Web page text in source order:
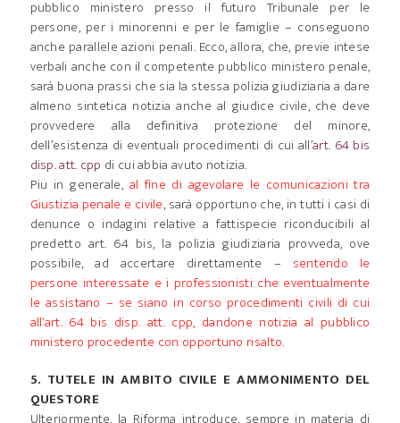
pubblico ministero presso il futuro Tribunale per le
persone, per i minorenni e per le famiglie – conseguono
anche parallele azioni penali. Ecco, allora, che, previe intese
verbali anche con il competente pubblico ministero penale,
sarà buona prassi che sia la stessa polizia giudiziaria a dare
almeno sintetica notizia anche al giudice civile, che deve
provvedere alla definitiva protezione del minore,
dell’esistenza di eventuali procedimenti di cui all’art. 64 bis
disp. att. cpp di cui abbia avuto notizia.
Piu in generale, al fine di agevolare le comunicazioni tra
Giustizia penale e civile, sarà opportuno che, in tutti i casi di
denunce o indagini relative a fattispecie riconducibili al
predetto art. 64 bis, la polizia giudiziaria provveda, ove
possibile, ad accertare direttamente – sentendo le
persone interessate e i professionisti che eventualmente
le assistano – se siano in corso procedimenti civili di cui
all’art. 64 bis disp. att. cpp, dandone notizia al pubblico
ministero procedente con opportuno risalto.
5. TUTELE IN AMBITO CIVILE E AMMONIMENTO DEL
QUESTORE